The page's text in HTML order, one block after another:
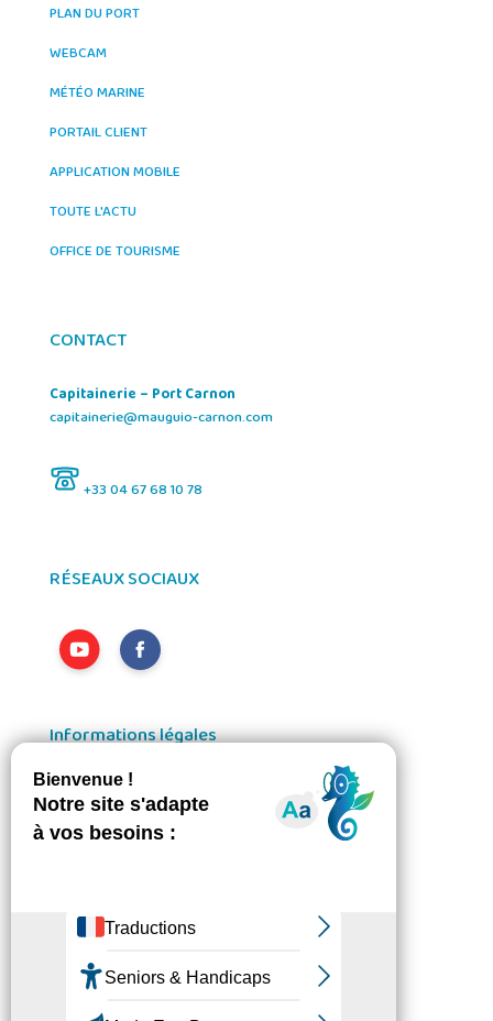
PLAN DU PORT
WEBCAM
MÉTÉO MARINE
PORTAIL CLIENT
APPLICATION MOBILE
TOUTE L'ACTU
OFFICE DE TOURISME
CONTACT
Capitainerie – Port Carnon
capitainerie@mauguio-carnon.com
+33 04 67 68 10 78
RÉSEAUX SOCIAUX
Informations légales
Ressources & Téléchargements
Mentions Légales